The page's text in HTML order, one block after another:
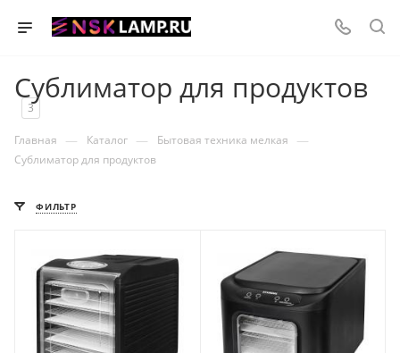
Сублиматор для продуктов
3
Главная — Каталог — Бытовая техника мелкая —
Сублиматор для продуктов
ФИЛЬТР